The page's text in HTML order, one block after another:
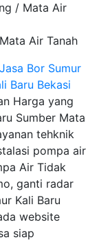
/ Mata Air
Air Tanah
Harga yang
Sumber Mata
tehknik
pompa air
Air Tidak
ganti radar
Kali Baru
website
siap